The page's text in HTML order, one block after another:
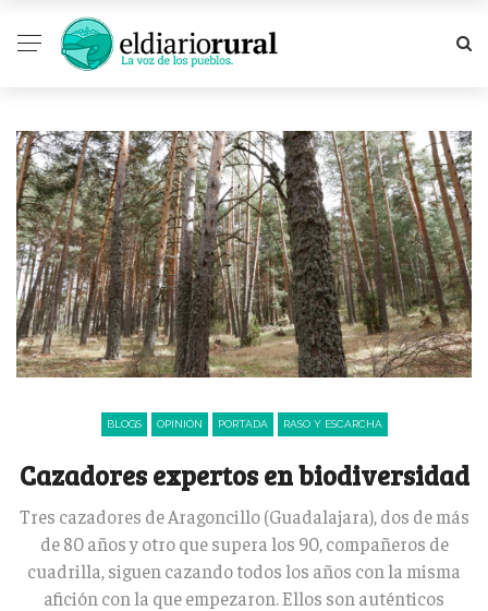
BLOGS OPINIÓN PORTADA RASO Y ESCARCHA
Cazadores expertos en biodiversidad
Tres cazadores de Aragoncillo (Guadalajara), dos de más
de 80 años y otro que supera los 90, compañeros de
cuadrilla, siguen cazando todos los años con la misma
afición con la que empezaron. Ellos son auténticos